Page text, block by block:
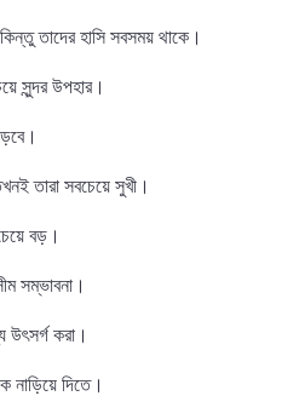
তাদের হাসি সবসময় থাকে।
সুন্দর উপহার।
তারা সবচেয়ে সুখী।
বড়।
সম্ভাবনা।
উৎসর্গ করা।
নাড়িয়ে দিতে।